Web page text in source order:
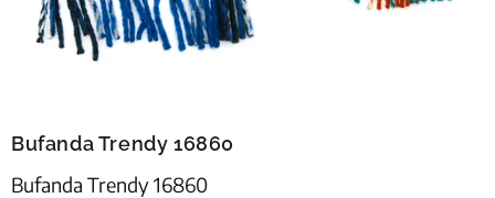
Bufanda Trendy 16860
Bufanda Trendy 16860